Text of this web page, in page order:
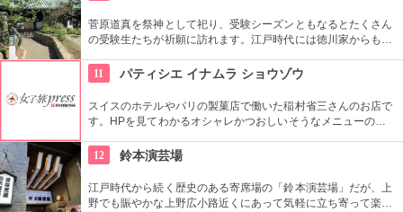
菅原道真を祭神として祀り、受験シーズンともなるとたくさん
の受験生たちが祈願に訪れます。江戸時代には徳川家からも尊
おり、境内には約300本もの梅があり、毎年時期になるとかぐ
わしい香りを漂わせます。2月上旬〜3月上旬には梅祭りも開催
されて賑わいます。
11 パティシエ イナムラ ショウゾウ
スイスのホテルやパリの製菓店で働いた稲村省三さんのお店で
す。HPを見てわかるオシャレかつおしいそうなメニューの
を絶えません。
12 鈴本演芸場
江戸時代から続く歴史のある寄席場の「鈴本演芸場」だが、上
野でも賑やかな上野広小路近くにあって気軽に立ち寄って楽し